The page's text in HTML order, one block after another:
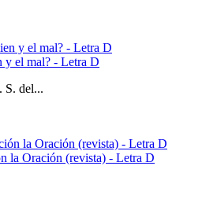
y el mal? - Letra D
S. del...
la Oración (revista) - Letra D